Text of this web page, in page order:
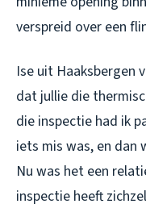
verspreid over een
Ise uit Haaksbergen
dat jullie die
die inspectie had ik
iets mis was, en dan
Nu was het een
inspectie heeft